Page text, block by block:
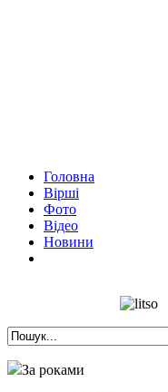
Головна
Вірші
Фото
Відео
Новини
За роками